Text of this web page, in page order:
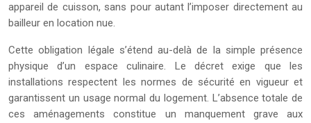
appareil de cuisson, sans pour autant l’imposer directement au
bailleur en location nue.
Cette obligation légale s’étend au-delà de la simple présence
physique d’un espace culinaire. Le décret exige que les
installations respectent les normes de sécurité en vigueur et
garantissent un usage normal du logement. L’absence totale de
ces aménagements constitue un manquement grave aux